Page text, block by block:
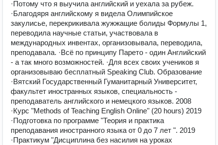
·Потому что я выучила английский и уехала за рубеж.
·Благодяря английскому я видела Олимпийское
закулисье, перекрикивала жужжащие болиды Формулы 1,
переводила научные статьи, участвовала в
международных инвентах, организовывала, переводила,
преподавала. ·Всё по принципу Парето - один Английский
- а так много возможностей. ·Для всех своих учеников я
организовываю бесплатный Speaking Club. Образование
·Вятский Государственный Гуманитарный Университет,
факультет иностранных языков, специальность -
преподаватель английского и немецкого языков. 2008
·Курс "Methods of Teaching English Online" (20 hours) 2019
·Подготовка по программе "Теория и практика
преподавания иностранного языка от 0 до 7 лет ". 2019
·Практикум "Дисциплина без насилия на уроках